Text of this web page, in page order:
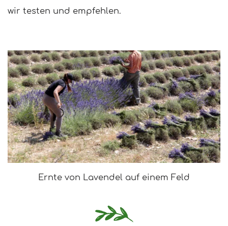
wir testen und empfehlen.
Ernte von Lavendel auf einem Feld